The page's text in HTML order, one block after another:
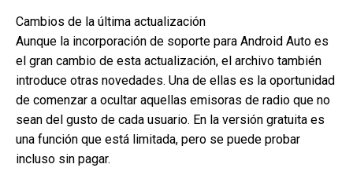
Cambios de la última actualización
Aunque la incorporación de soporte para Android Auto es
el gran cambio de esta actualización, el archivo también
introduce otras novedades. Una de ellas es la oportunidad
de comenzar a ocultar aquellas emisoras de radio que no
sean del gusto de cada usuario. En la versión gratuita es
una función que está limitada, pero se puede probar
incluso sin pagar.